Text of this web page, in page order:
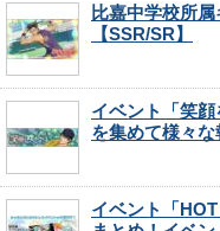
比嘉中学校所
【SSR/SR】
イベント「笑
を集めて様々な
イベント「